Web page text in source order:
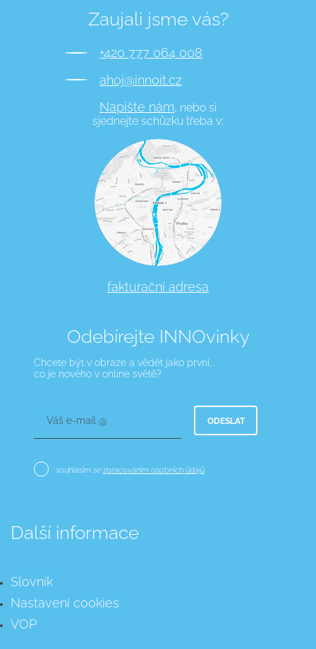
Zaujali jsme vás?
+420 777 064 008
ahoj@innoit.cz
Napište nám, nebo si
sjednejte schůzku třeba v:
fakturační adresa
Další informace
Slovník
Nastavení cookies
VOP
Odebírejte INNOvinky
Chcete být v obraze a vědět jako první,
co je nového v online světě?
Váš e-mail @ ODESLAT
souhlasím se zpracováním osobních údajů